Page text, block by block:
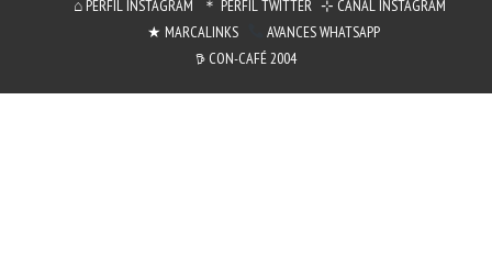
⌂ PERFIL INSTAGRAM
＊ PERFIL TWITTER ⊹ CANAL INSTAGRAM
★ MARCALINKS
AVANCES WHATSAPP
𖠚 CON-CAFÉ 2004